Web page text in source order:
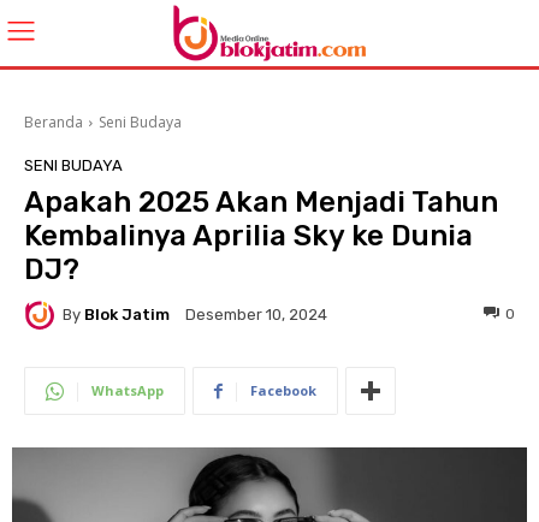
Beranda Seni Budaya
SENI BUDAYA
Apakah 2025 Akan Menjadi Tahun
Kembalinya Aprilia Sky ke Dunia
DJ?
By Blok Jatim Desember 10, 2024 0
WhatsApp Facebook